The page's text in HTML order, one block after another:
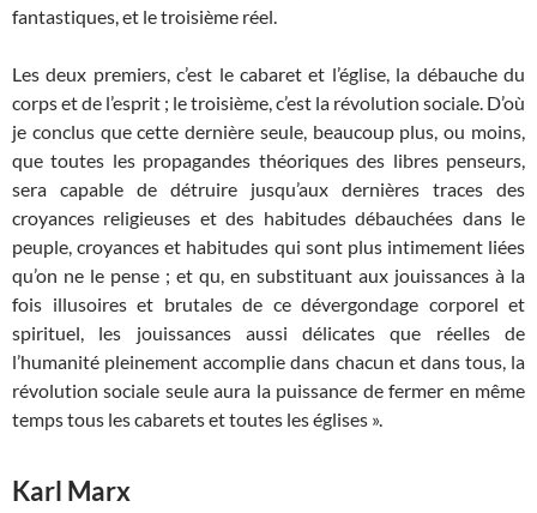
fantastiques, et le troisième réel.
Les deux premiers, c’est le cabaret et l’église, la débauche du
corps et de l’esprit ; le troisième, c’est la révolution sociale. D’où
je conclus que cette dernière seule, beaucoup plus, ou moins,
que toutes les propagandes théoriques des libres penseurs,
sera capable de détruire jusqu’aux dernières traces des
croyances religieuses et des habitudes débauchées dans le
peuple, croyances et habitudes qui sont plus intimement liées
qu’on ne le pense ; et qu, en substituant aux jouissances à la
fois illusoires et brutales de ce dévergondage corporel et
spirituel, les jouissances aussi délicates que réelles de
l’humanité pleinement accomplie dans chacun et dans tous, la
révolution sociale seule aura la puissance de fermer en même
temps tous les cabarets et toutes les églises ».
Karl Marx